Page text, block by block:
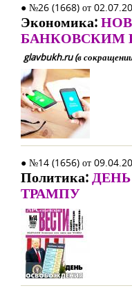
● №26 (1668) от
Экономика:
БАНКОВСКИМ
glavbukh.ru (в
● №14 (1656) от
Политика:
ТРАМПУ